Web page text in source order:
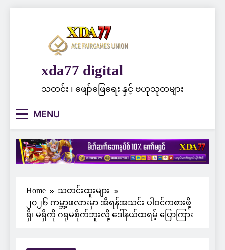
xda77 digital
သတင်း ၊ ဖျော်ဖြေရေး နှင့် ဗဟုသုတများ
MENU
Home
သတင်းထူးများ
၂၀၂၆ ကမ္ဘာ့ဖလားမှာ အီရန်အသင်း ပါဝင်ကစားဖို့
ရှိ၊ မရှိကို ဂရုမစိုက်ဘူးလို့ ဒေါ်နယ်ထရမ့် ပြောကြား